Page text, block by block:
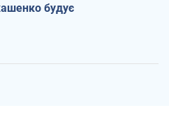
будує